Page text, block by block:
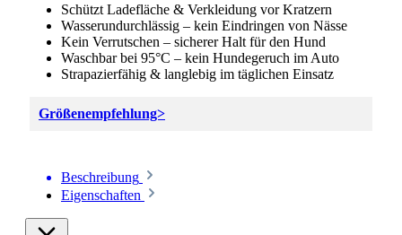
Schützt Ladefläche & Verkleidung vor Kratzern
Wasserundurchlässig – kein Eindringen von Nässe
Kein Verrutschen – sicherer Halt für den Hund
Waschbar bei 95°C – kein Hundegeruch im Auto
Strapazierfähig & langlebig im täglichen Einsatz
Größenempfehlung>
Beschreibung
Eigenschaften